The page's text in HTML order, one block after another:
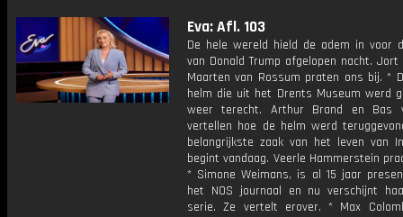
Eva: Afl. 103
De hele wereld hield de adem in voor
van Donald Trump afgelopen nacht. Jort
Maarten van Rossum praten ons bij. *
helm die uit het Drents Museum werd
weer terecht. Arthur Brand en Bas
vertellen hoe de helm werd
belangrijkste zaak van het leven van
begint vandaag. Veerle Hammerstein
* Simone Weimans, is al 15 jaar
het NOS journaal en nu verschijnt
serie. Ze vertelt erover. * Max